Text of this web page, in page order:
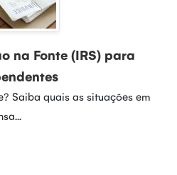
na Fonte (IRS) para
Saiba quais as situações em